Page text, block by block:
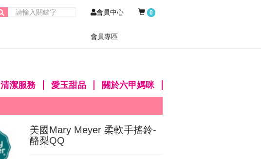
會員中心
會員專區
0
清潔服務 愛玉甜品 關於六甲媽咪
美國Mary Meyer 柔軟手搖鈴-
酪梨QQ